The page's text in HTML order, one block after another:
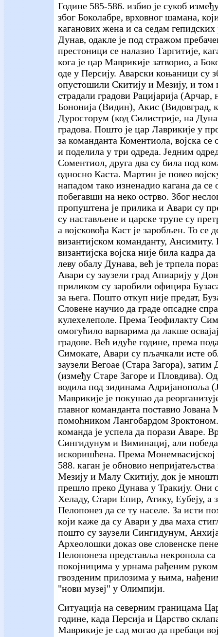
Године 585-586. избио је сукоб
због Боколабре, врховног шамана,
каганових жена и са седам
Дунав, одакле је под стражом
престоници се налазио Таргитије,
кога је цар Маврикије затворио, а
оде у Персију. Аварски коњаници су
опустошили Скитију и Мезију, и том
страдали градови Рацијарија (Арчар,
Бононија (Видин), Акис (Видовград,
Дуросторум (код Силистрије, на
градова. Пошто је цар Лаврикије у
за команданта Коментиола, војска се
и поделила у три одреда. Једним
Соментиол, друга два су била под
односно Каста. Мартин jе повео
нападом тако изненадио кагана да се
побегавши на неко острво. Због
пропуштена је прилика и Авари су
су настављене и царске трупе су
а војсковођа Каст је заробљен. То се
византијском команданту, Ансимиту.
византијска војска није била кадра
леву обалу Дунава, већ је трпела
Авари су заузели град Апиарију у
приликом су заробили официра
за њега. Пошто откуп није предат,
Словене научио да граде опсадне
кулехелеполе. Према Теофилакту
омогућило варварима да лакше
градове. Већ идуће године, према
Симокате, Авари су пљачкали исте
заузели Вегоае (Стара Загора),
(између Старе Загоре и Пловдива).
водила под зидинама Адријанопоља
Маврикије је покушао да
главног команданта поставио Јована
помоћником Лангобардом Зроктоном.
команда је успела да порази Аваре.
Сингидунум и Виминациј, али победа
искоришћена. Према Монемвасијској
588. каган је обновио
Мезију и Малу Скитију, док је
прешло преко Дунава у Тракију. Они
Хеладу, Стари Епир, Атику, Еубеју, а
Пелопонез да се ту населе. За исти
који каже да су Авари у два маха
пошто су заузели Сингидунум,
Археолошки доказ ове словенске
Пелопонеза представља некропола
покојницима у урнама рађеним
гвозденим прилозима у њима,
"нови музеј" у Олимпији.
Ситуација на северним границама
године, када Персија и Царство
Маврикије је сад могао да пребаци